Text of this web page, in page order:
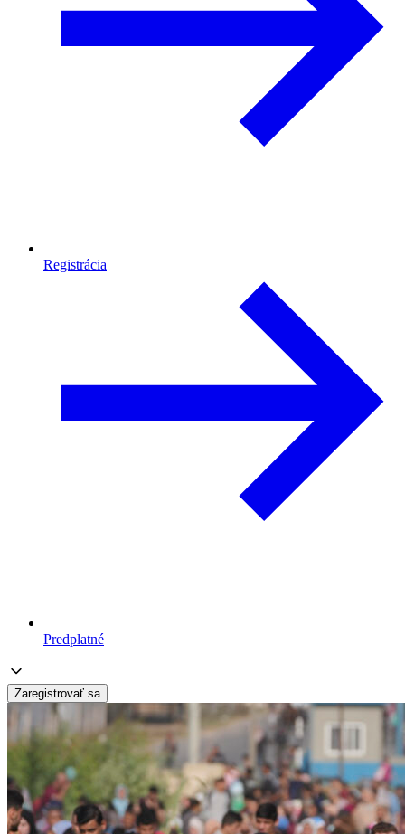
Registrácia
Predplatné
Zaregistrovať sa